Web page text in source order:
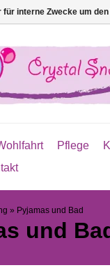
Pflege
» Pyjamas und Bad
und
für interne Zwecke um